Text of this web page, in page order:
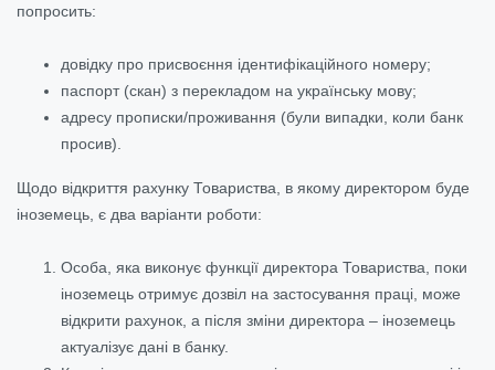
попросить:
довідку про присвоєння ідентифікаційного номеру;
паспорт (скан) з перекладом на українську мову;
адресу прописки/проживання (були випадки, коли банк
просив).
Щодо відкриття рахунку Товариства, в якому директором буде
іноземець, є два варіанти роботи:
Особа, яка виконує функції директора Товариства, поки
іноземець отримує дозвіл на застосування праці, може
відкрити рахунок, а після зміни директора – іноземець
актуалізує дані в банку.